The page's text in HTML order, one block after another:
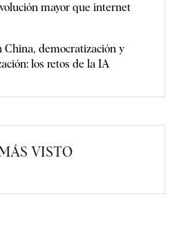
mayor que internet
China, democratización y
los retos de la IA
VISTO